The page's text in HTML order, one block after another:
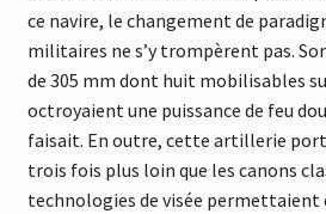
ce navire, le changement de
militaires ne s’y trompèrent pas.
de 305 mm dont huit mobilisables
octroyaient une puissance de feu
faisait. En outre, cette artillerie
trois fois plus loin que les canons
technologies de visée permettaient